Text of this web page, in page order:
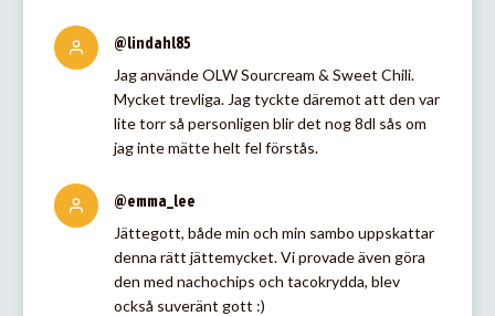
@lindahl85
Jag använde OLW Sourcream & Sweet Chili.
Mycket trevliga. Jag tyckte däremot att den var
lite torr så personligen blir det nog 8dl sås om
jag inte mätte helt fel förstås.
@emma_lee
Jättegott, både min och min sambo uppskattar
denna rätt jättemycket. Vi provade även göra
den med nachochips och tacokrydda, blev
också suveränt gott :)